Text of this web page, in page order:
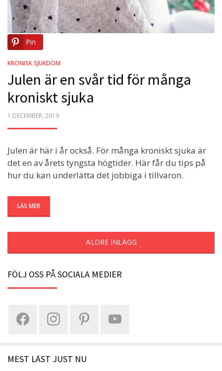
Pin
KRONISK SJUKDOM
Julen är en svår tid för många
kroniskt sjuka
POSTED
1 DECEMBER, 2019
Julen är här i år också. För många kroniskt sjuka är
det en av årets tyngsta högtider. Här får du tips på
hur du kan underlätta det jobbiga i tillvaron.
LÄS MER
ÄLDRE INLÄGG
FÖLJ OSS PÅ SOCIALA MEDIER
MEST LÄST JUST NU